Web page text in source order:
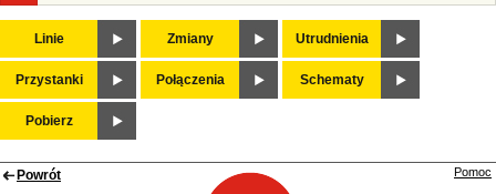
Linie Zmiany Utrudnienia
Przystanki Połączenia Schematy
Pobierz
Powrót Pomoc